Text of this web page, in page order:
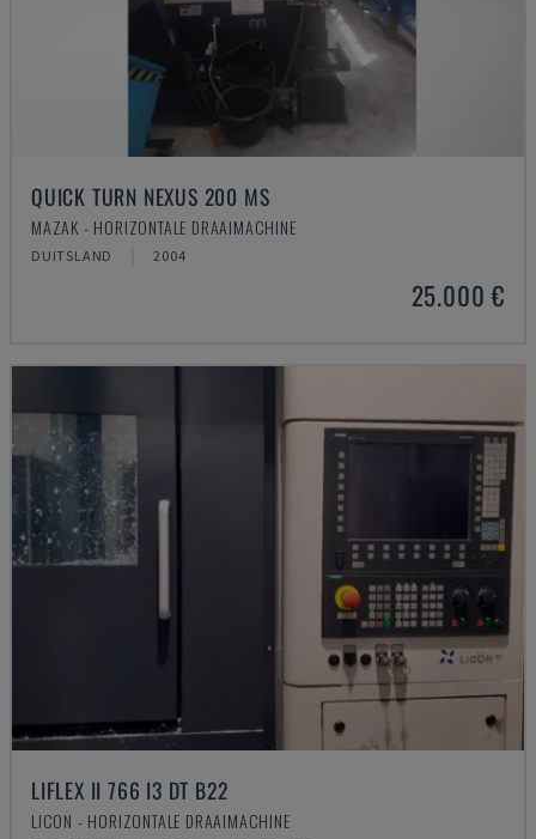
QUICK TURN NEXUS 200 MS
MAZAK - HORIZONTALE DRAAIMACHINE
DUITSLAND 2004
25.000 €
LIFLEX II 766 I3 DT B22
LICON - HORIZONTALE DRAAIMACHINE